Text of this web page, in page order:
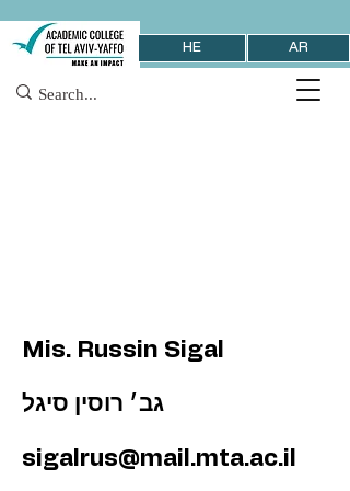
HE AR
Mis. Russin Sigal
גב׳ רוסין סיגל
sigalrus@mail.mta.ac.il